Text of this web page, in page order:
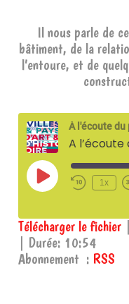
Il nous parle de
bâtiment, de la
l’entoure, et de
À l'écoute
Play
Episode
1x
RSS
SHARE
Télécharger le fichier
Durée: 10:54
Abonnement : RSS